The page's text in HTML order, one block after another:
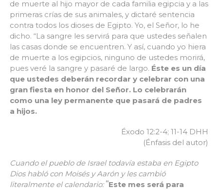
de muerte al hijo mayor de cada familia egipcia y a las
primeras crías de sus animales, y dictaré sentencia
contra todos los dioses de Egipto. Yo, el Señor, lo he
dicho. “La sangre les servirá para que ustedes señalen
las casas donde se encuentren. Y así, cuando yo hiera
de muerte a los egipcios, ninguno de ustedes morirá,
pues veré la sangre y pasaré de largo. Éste es un día
que ustedes deberán recordar y celebrar con una
gran fiesta en honor del Señor. Lo celebrarán
como una ley permanente que pasará de padres
a hijos.
Éxodo 12:2-4; 11-14 DHH
(Énfasis del autor)
Cuando el pueblo de Israel todavía estaba en Egipto
Dios habló con Moisés y Aarón y les cambió
literalmente el calendario: “Este mes será para